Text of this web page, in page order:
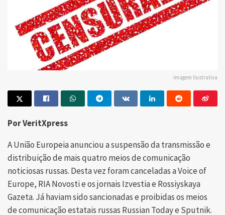
Imagem Ilustrativa
Por VeritXpress
A União Europeia anunciou a suspensão da transmissão e
distribuição de mais quatro meios de comunicação
noticiosas russas. Desta vez foram canceladas a Voice of
Europe, RIA Novosti e os jornais Izvestia e Rossiyskaya
Gazeta. Já haviam sido sancionadas e proibidas os meios
de comunicação estatais russas Russian Today e Sputnik.